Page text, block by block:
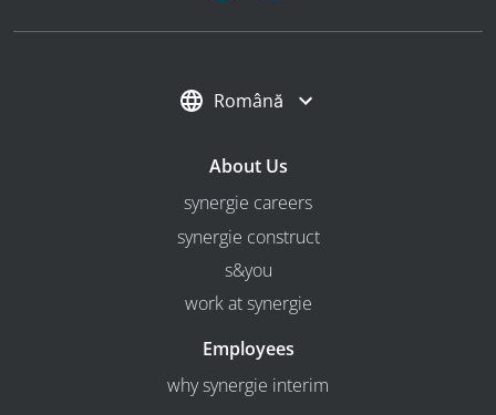
Română
About Us
synergie careers
synergie construct
s&you
work at synergie
Employees
why synergie interim